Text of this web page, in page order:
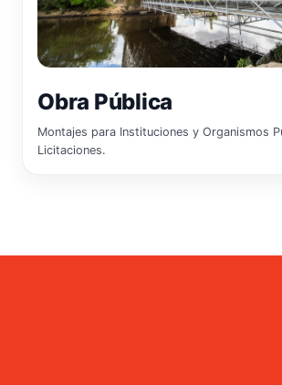
Obra Pública
Montajes para Instituciones y Organismos
Licitaciones.